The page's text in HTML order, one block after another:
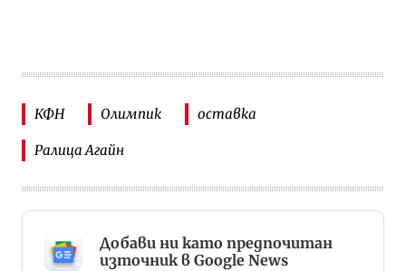
КФН Олимпик оставка
Ралица Агайн
Добави ни като предпочитан
източник в Google News